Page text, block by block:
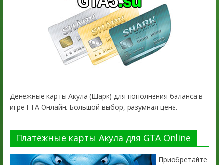
Денежные карты Акула (Шарк) для пополнения баланса в
игре ГТА Онлайн. Большой выбор, разумная цена.
Платёжные карты Акула для GTA Online
Приобретайте